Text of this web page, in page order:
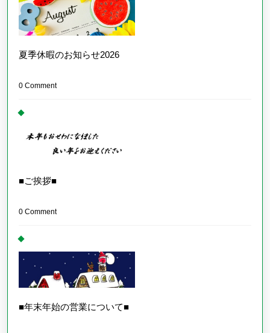
夏季休暇のお知らせ2026
0 Comment
■ご挨拶■
0 Comment
■年末年始の営業について■